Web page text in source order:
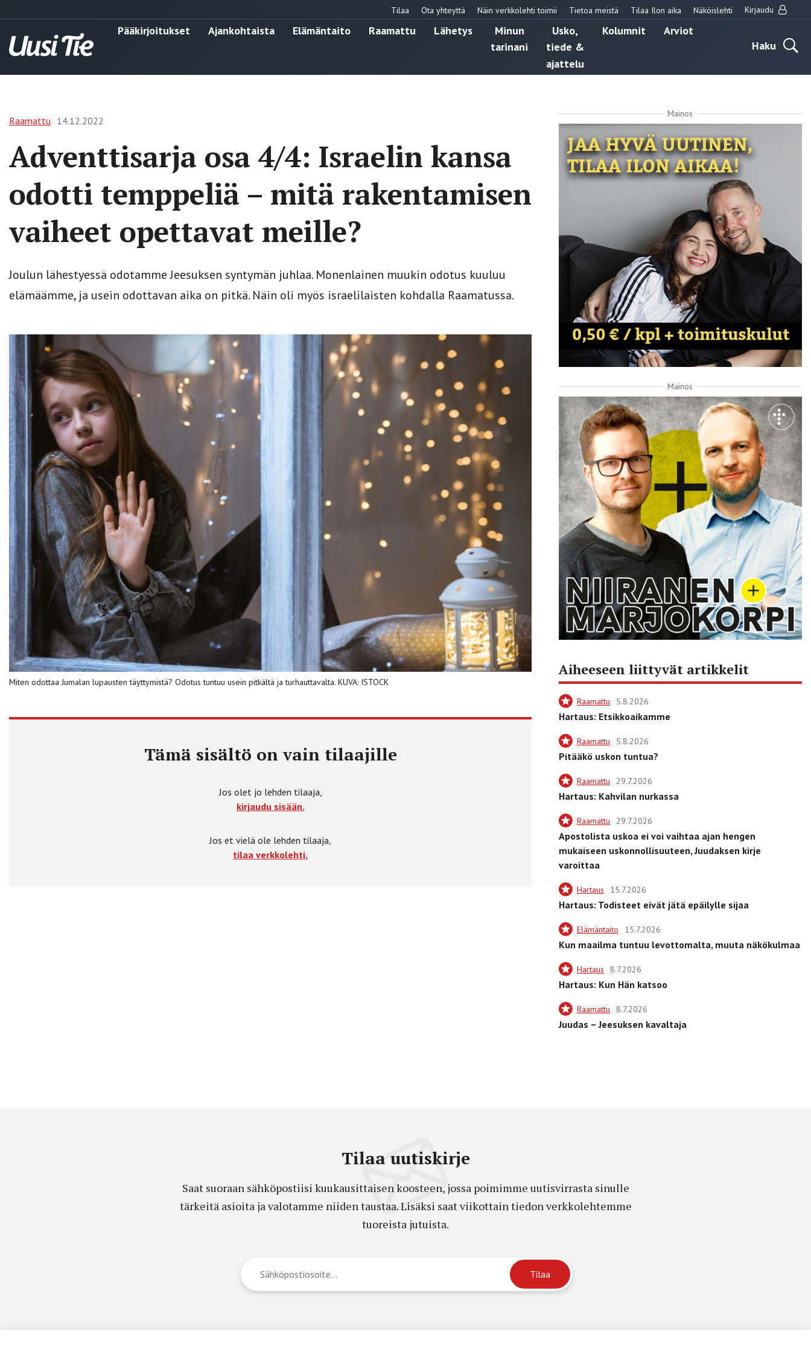
Tilaa Ota yhteyttä Näin verkkolehti toimii Tietoa meistä Tilaa Ilon aika Näköislehti Kirjaudu
Pääkirjoitukset Ajankohtaista Elämäntaito Raamattu Lähetys
Minun
tarinani
Usko,
tiede &
ajattelu
Kolumnit
Arviot
Haku
Raamattu 14.12.2022
Adventtisarja osa 4/4: Israelin kansa
odotti temppeliä – mitä rakentamisen
vaiheet opettavat meille?
Joulun lähestyessä odotamme Jeesuksen syntymän juhlaa. Monenlainen muukin odotus kuuluu
elämäämme, ja usein odottavan aika on pitkä. Näin oli myös israelilaisten kohdalla Raamatussa.
Miten odottaa Jumalan lupausten täyttymistä? Odotus tuntuu usein pitkältä ja turhauttavalta. KUVA: ISTOCK
Tämä sisältö on vain tilaajille
Jos olet jo lehden tilaaja,
kirjaudu sisään.
Jos et vielä ole lehden tilaaja,
tilaa verkkolehti.
Mainos
Mainos
Aiheeseen liittyvät artikkelit
Raamattu 5.8.2026
Hartaus: Etsikkoaikamme
Raamattu 5.8.2026
Pitääkö uskon tuntua?
Raamattu 29.7.2026
Hartaus: Kahvilan nurkassa
Raamattu 29.7.2026
Apostolista uskoa ei voi vaihtaa ajan hengen
mukaiseen uskonnollisuuteen, Juudaksen kirje
varoittaa
Hartaus 15.7.2026
Hartaus: Todisteet eivät jätä epäilylle sijaa
Elämäntaito 15.7.2026
Kun maailma tuntuu levottomalta, muuta näkökulmaa
Hartaus 8.7.2026
Hartaus: Kun Hän katsoo
Raamattu 8.7.2026
Juudas – Jeesuksen kavaltaja
Tilaa uutiskirje
Saat suoraan sähköpostiisi kuukausittaisen koosteen, jossa poimimme uutisvirrasta sinulle
tärkeitä asioita ja valotamme niiden taustaa. Lisäksi saat viikottain tiedon verkkolehtemme
tuoreista jutuista.